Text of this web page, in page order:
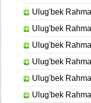
Ulug'bek
Ulug'bek
Ulug'bek
Ulug'bek
Ulug'bek
Ulug'bek